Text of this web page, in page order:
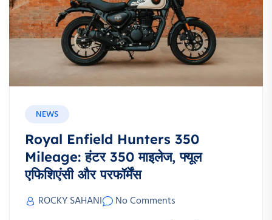
NEWS
Royal Enfield Hunters 350
Mileage: हंटर 350 माइलेज, फ्यूल
एफिशिएंसी और परफॉर्मेंस
ROCKY SAHANI
No Comments